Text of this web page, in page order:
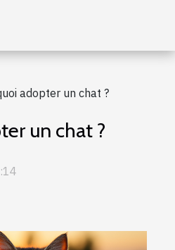
adopter un chat ?
un chat ?